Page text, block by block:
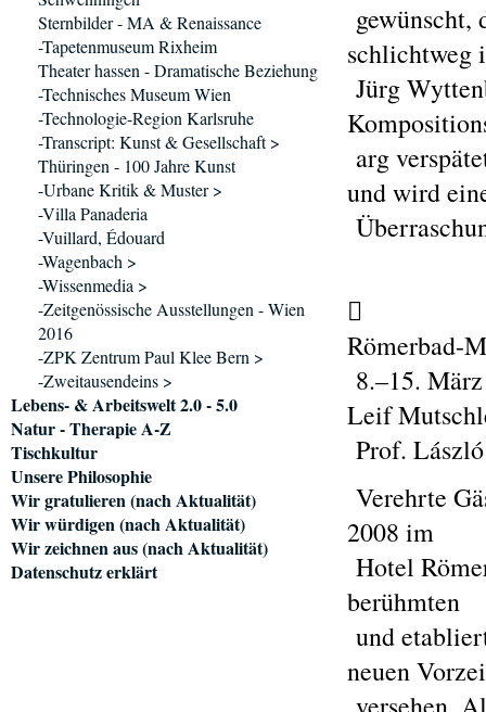
gewünscht,
schlichtweg
Jürg
arg
und wird

Römerbad-
8.–15.
Leif
Prof.
Verehrte
2008 im
Hotel
berühmten
und
neuen
Sternbilder - MA & Renaissance
-Tapetenmuseum Rixheim
Theater hassen - Dramatische Beziehung
-Technisches Museum Wien
-Technologie-Region Karlsruhe
-Transcript: Kunst & Gesellschaft >
Thüringen - 100 Jahre Kunst
-Urbane Kritik & Muster >
-Villa Panaderia
-Vuillard, Édouard
-Wagenbach >
-Wissenmedia >
-Zeitgenössische Ausstellungen - Wien
2016
-ZPK Zentrum Paul Klee Bern >
-Zweitausendeins >
Lebens- & Arbeitswelt 2.0 - 5.0
Natur - Therapie A-Z
Tischkultur
Unsere Philosophie
Wir gratulieren (nach Aktualität)
Wir würdigen (nach Aktualität)
Wir zeichnen aus (nach Aktualität)
Datenschutz erklärt